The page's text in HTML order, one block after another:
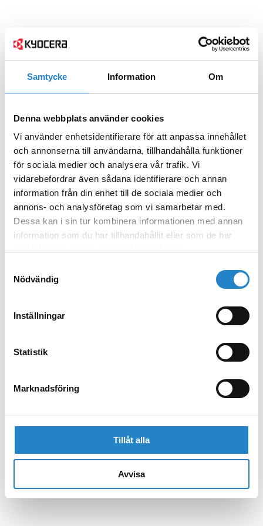
Samtycke Information Om
Denna webbplats använder cookies
Vi använder enhetsidentifierare för att anpassa innehållet
och annonserna till användarna, tillhandahålla funktioner
för sociala medier och analysera vår trafik. Vi
vidarebefordrar även sådana identifierare och annan
information från din enhet till de sociala medier och
annons- och analysföretag som vi samarbetar med.
Dessa kan i sin tur kombinera informationen med annan
information som du har tillhandahållit eller som de har
Nödvändig
Inställningar
Statistik
Marknadsföring
Tillåt alla
Avvisa